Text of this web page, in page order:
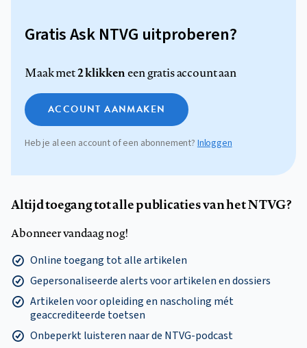
Gratis Ask NTVG uitproberen?
Maak met2 klikkeneen gratis account aan
ACCOUNT AANMAKEN
Heb je al een account of een abonnement?Inloggen
Altijd toegang tot alle publicaties van het NTVG?
Abonneer vandaag nog!
Online toegang tot alle artikelen
Gepersonaliseerde alerts voor artikelen en dossiers
Artikelen voor opleiding en nascholing mét
geaccrediteerde toetsen
Onbeperkt luisteren naar de NTVG-podcast